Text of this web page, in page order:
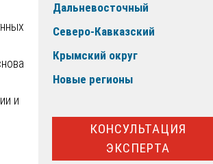
и
Дальневосточный
Северо-Кавказский
Крымский округ
Новые регионы
КОНСУЛЬТАЦИЯ
ЭКСПЕРТА